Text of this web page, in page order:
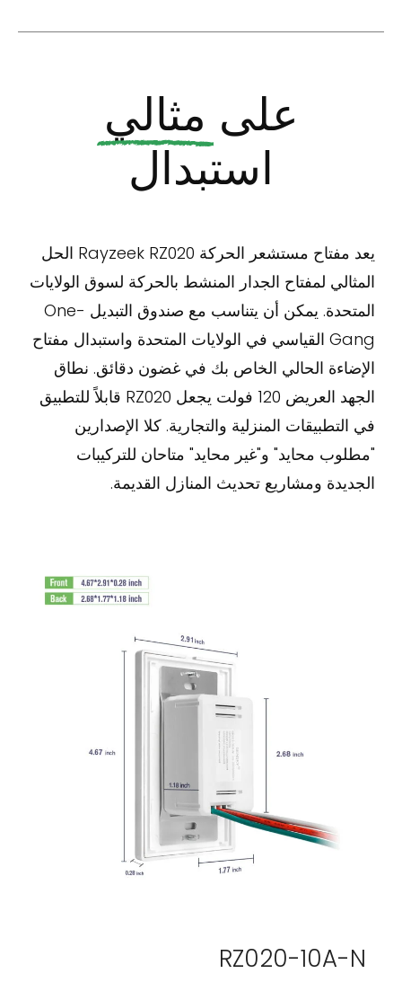
على مثالي
استبدال
يعد مفتاح مستشعر الحركة Rayzeek RZ020 الحل
المثالي لمفتاح الجدار المنشط بالحركة لسوق الولايات
المتحدة. يمكن أن يتناسب مع صندوق التبديل One-
Gang القياسي في الولايات المتحدة واستبدال مفتاح
الإضاءة الحالي الخاص بك في غضون دقائق. نطاق
الجهد العريض 120 فولت يجعل RZ020 قابلاً للتطبيق
في التطبيقات المنزلية والتجارية. كلا الإصدارين
"مطلوب محايد" و"غير محايد" متاحان للتركيبات
الجديدة ومشاريع تحديث المنازل القديمة.
RZ020-10A-N